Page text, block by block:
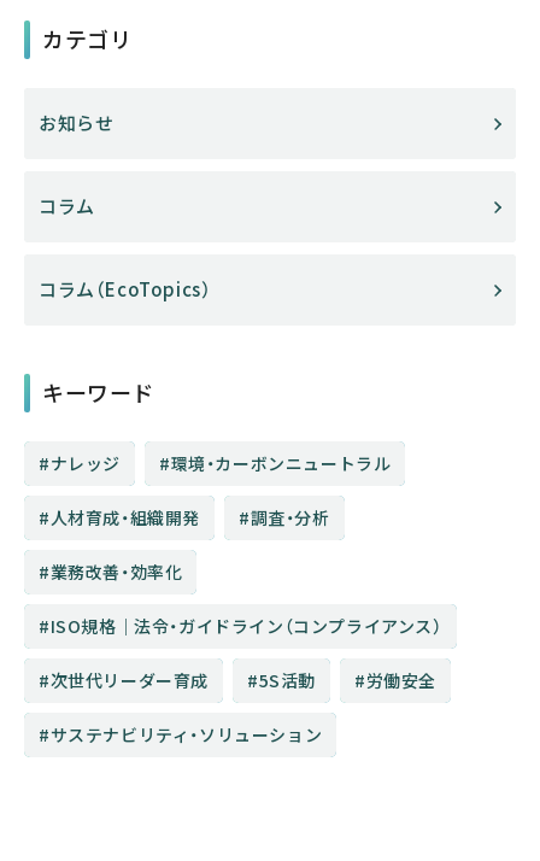
カテゴリ
お知らせ
コラム
コラム（EcoTopics）
キーワード
ナレッジ 環境・カーボンニュートラル
人材育成・組織開発 調査・分析
業務改善・効率化
ISO規格│法令・ガイドライン（コンプライアンス）
次世代リーダー育成 5S活動 労働安全
サステナビリティ・ソリューション